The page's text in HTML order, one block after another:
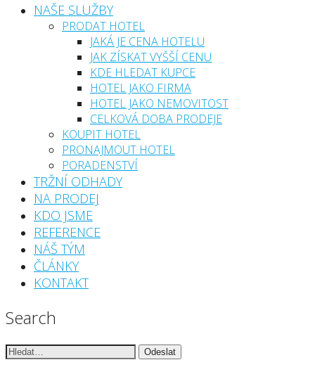
NAŠE SLUŽBY
PRODAT HOTEL
JAKÁ JE CENA HOTELU
JAK ZÍSKAT VYŠŠÍ CENU
KDE HLEDAT KUPCE
HOTEL JAKO FIRMA
HOTEL JAKO NEMOVITOST
CELKOVÁ DOBA PRODEJE
KOUPIT HOTEL
PRONAJMOUT HOTEL
PORADENSTVÍ
TRŽNÍ ODHADY
NA PRODEJ
KDO JSME
REFERENCE
NÁŠ TÝM
ČLÁNKY
KONTAKT
Search
Vyhledávání: